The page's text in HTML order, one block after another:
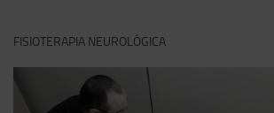
FISIOTERAPIA NEUROLÓGICA